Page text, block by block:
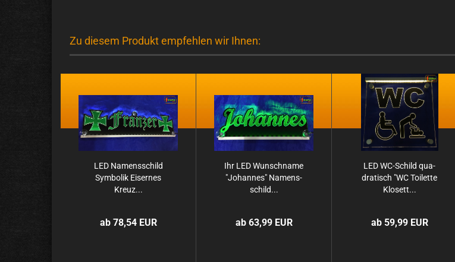
Zu diesem Produkt empfehlen wir Ihnen:
LED Na­mens­schild
Sym­bo­lik Ei­ser­nes
Kreuz...
ab 78,54 EUR
Ihr LED Wunsch­na­me
"Jo­han­nes" Na­mens­
schild...
ab 63,99 EUR
LED WC-​Schild qua­
dra­tisch "WC Toi­let­te
Klo­sett...
ab 59,99 EUR